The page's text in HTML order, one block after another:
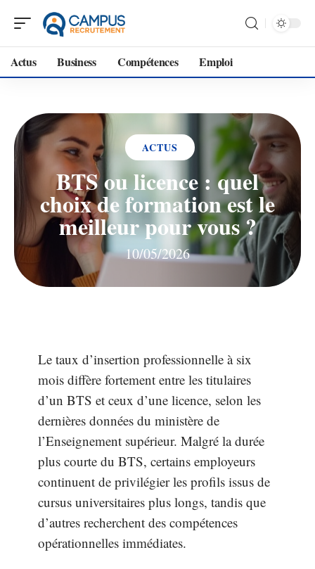
Actus Business Compétences Emploi
ACTUS
BTS ou licence : quel
choix de formation est le
meilleur pour vous ?
10/05/2026
Le taux d’insertion professionnelle à six
mois diffère fortement entre les titulaires
d’un BTS et ceux d’une licence, selon les
dernières données du ministère de
l’Enseignement supérieur. Malgré la durée
plus courte du BTS, certains employeurs
continuent de privilégier les profils issus de
cursus universitaires plus longs, tandis que
d’autres recherchent des compétences
opérationnelles immédiates.